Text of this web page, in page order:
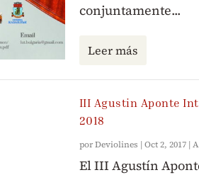
conjuntamente...
Leer más
III Agustin Aponte
2018
porDeviolines | Oct 2, 2017|
El III Agustín